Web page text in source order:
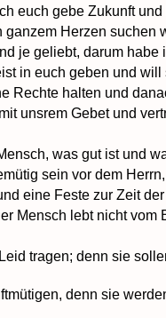
euch gebe Zukunft und
ganzem Herzen suchen
je geliebt, darum
in euch geben und
Rechte halten und
unsrem Gebet und
was gut ist und
sein vor dem
eine Feste zur Zeit
Mensch lebt nicht vom
tragen; denn sie
denn sie